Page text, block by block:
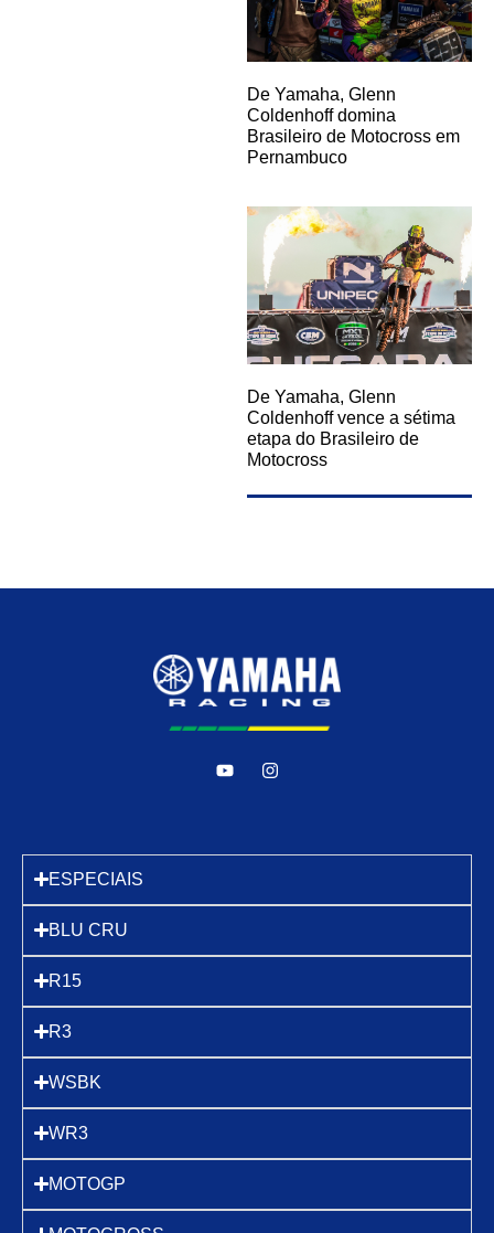
De Yamaha, Glenn
Coldenhoff domina
Brasileiro de Motocross em
Pernambuco
De Yamaha, Glenn
Coldenhoff vence a sétima
etapa do Brasileiro de
Motocross
ESPECIAIS
BLU CRU
R15
R3
WSBK
WR3
MOTOGP